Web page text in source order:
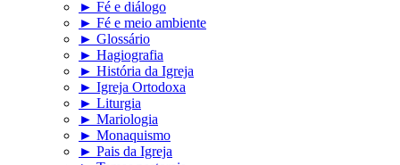
► Fé e diálogo
► Fé e meio ambiente
► Glossário
► Hagiografia
► História da Igreja
► Igreja Ortodoxa
► Liturgia
► Mariologia
► Monaquismo
► Pais da Igreja